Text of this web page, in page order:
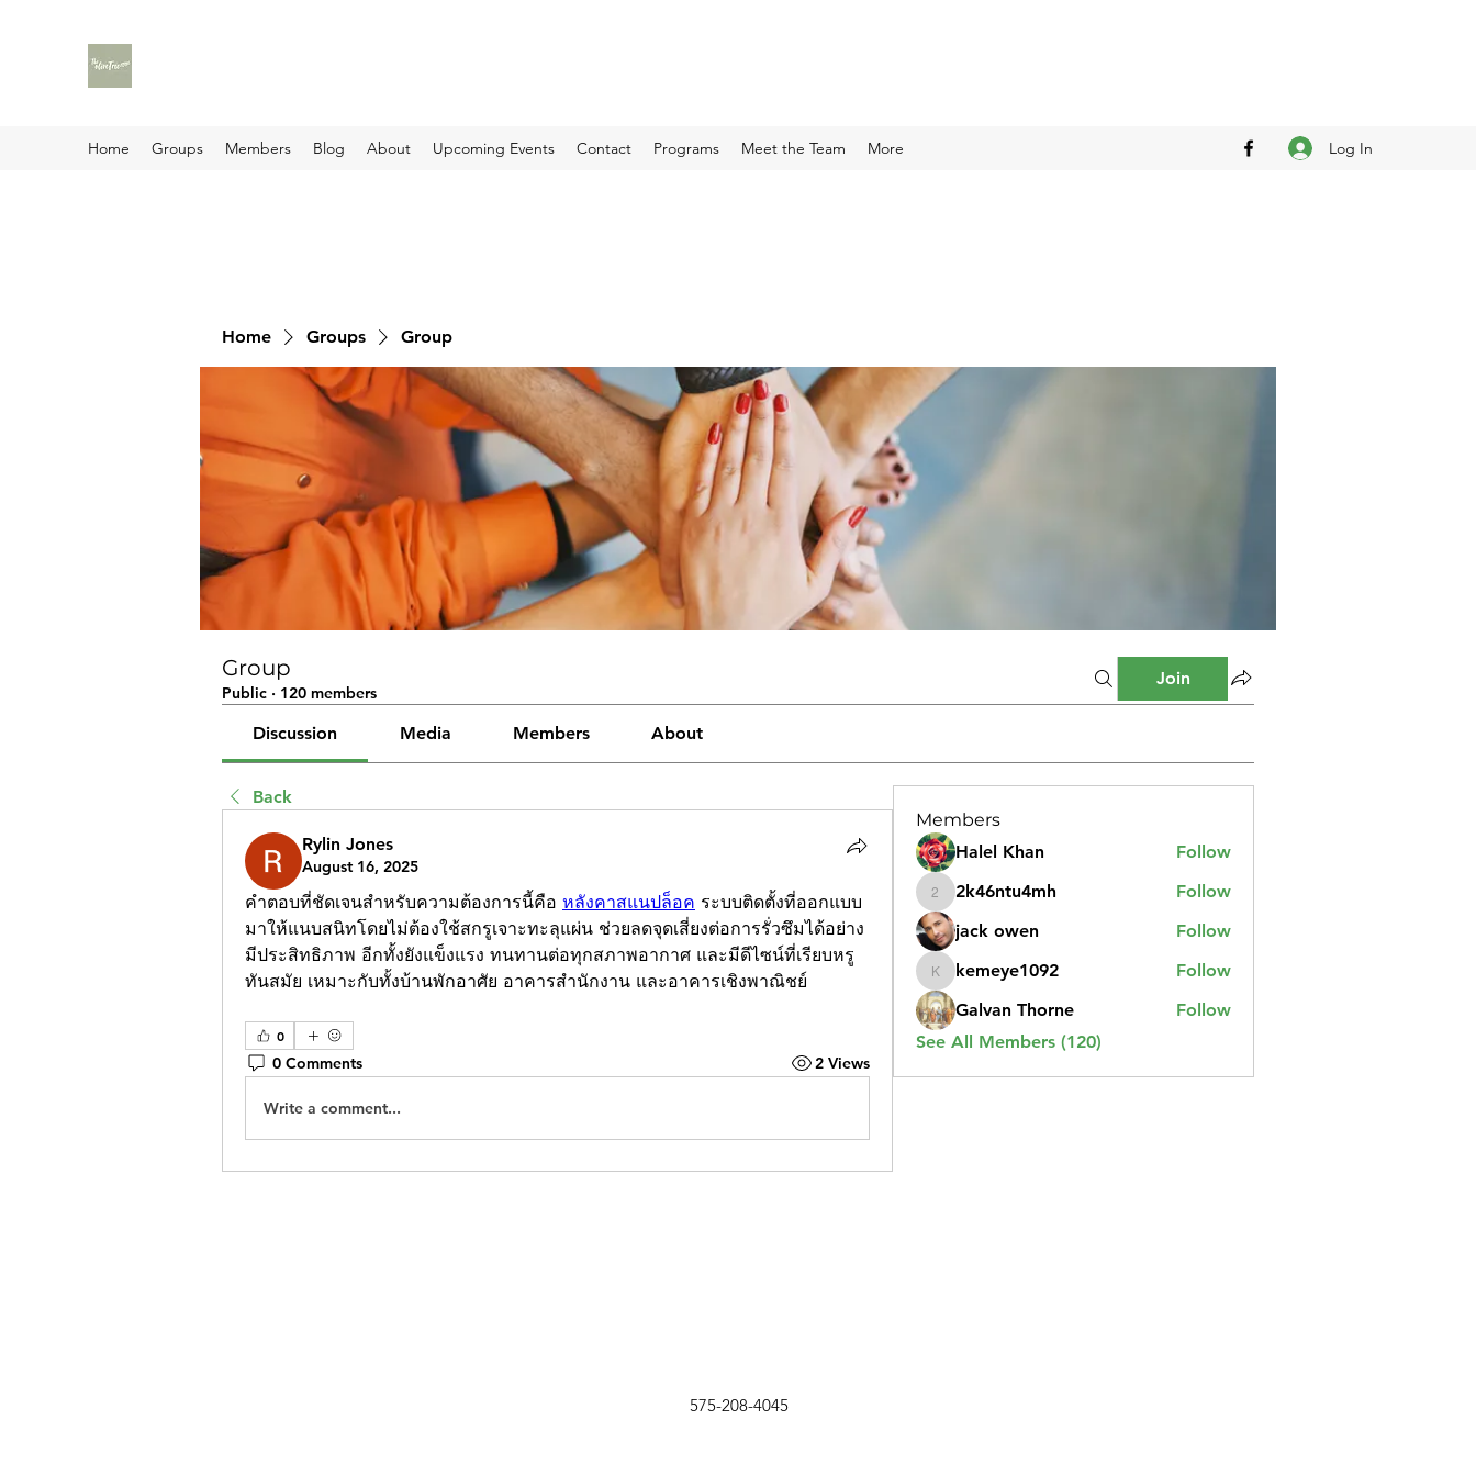
Home Groups Members Blog About Upcoming Events Contact Programs Meet the Team More Log In
Home Groups Group
Group
Public · 120 members
Join
Discussion Media Members About
Back
Rylin Jones
August 16, 2025
คำตอบที่ชัดเจนสำหรับความต้องการนี้คือ หลังคาสแนปล็อค ระบบติดตั้งที่ออกแบบ
มาให้แนบสนิทโดยไม่ต้องใช้สกรูเจาะทะลุแผ่น ช่วยลดจุดเสี่ยงต่อการรั่วซึมได้อย่าง
มีประสิทธิภาพ อีกทั้งยังแข็งแรง ทนทานต่อทุกสภาพอากาศ และมีดีไซน์ที่เรียบหรู
ทันสมัย เหมาะกับทั้งบ้านพักอาศัย อาคารสำนักงาน และอาคารเชิงพาณิชย์
0
0 Comments 2 Views
Write a comment...
Members
Halel Khan
Follow
2k46ntu4mh
2k46ntu4mh
Follow
jack owen
Follow
kemeye1092
kemeye1092
Follow
Galvan Thorne
Follow
See All Members (120)
575-208-4045